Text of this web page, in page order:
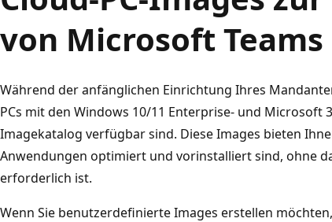
von Microsoft Teams
Während der anfänglichen Einrichtung Ihres
PCs mit den Windows 10/11 Enterprise- und Microsoft
Imagekatalog verfügbar sind. Diese Images bieten
Anwendungen optimiert und vorinstalliert sind, ohne
erforderlich ist.
Wenn Sie benutzerdefinierte Images erstellen